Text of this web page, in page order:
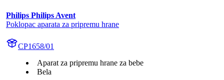
Philips Philips Avent
Poklopac aparata za pripremu hrane
CP1658/01
Aparat za pripremu hrane za bebe
Bela